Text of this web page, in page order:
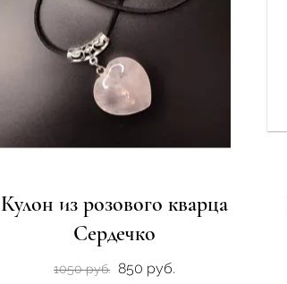
Кулон из розового кварца
Сердечко
1050 руб. 850 руб.